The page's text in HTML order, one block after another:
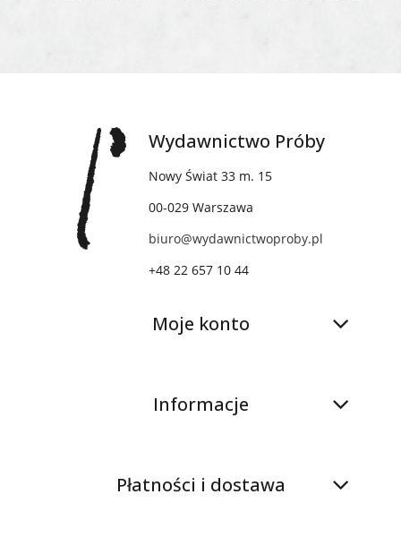
Wydawnictwo Próby
Nowy Świat 33 m. 15
00-029 Warszawa
biuro@wydawnictwoproby.pl
+48 22 657 10 44
Moje konto
Informacje
Płatności i dostawa